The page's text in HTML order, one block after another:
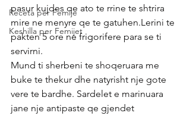
Receta per Femije
Keshilla per Femijet
pasur kujdes qe ato te rrine te shtrira
mire ne menyre qe te gatuhen.Lerini te
pakten 5 ore ne frigorifere para se ti
servirni.
Mund ti sherbeni te shoqeruara me
buke te thekur dhe natyrisht nje gote
vere te bardhe. Sardelet e marinuara
jane nje antipaste qe gjendet